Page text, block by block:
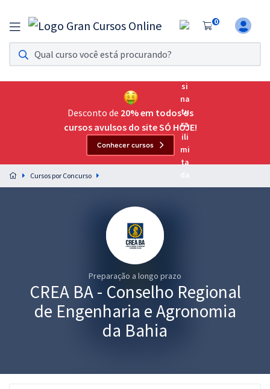
0
Assinatura Ilimitada 11
Acesso a todos os cursos. Teste grátis por 7 dias!
Assinatura OAB Até Passar
Acesso ilimitado a toda preparação para o Exame da
Preparação completa e intensiva para as principais
residências em saúde do Brasil
Graduação
Desconto de 20% em todos os
cursos avulsos do site SÓ HOJE!
Conhecer cursos
Cursos por Concurso
Preparação a longo prazo
CREA BA - Conselho Regional
de Engenharia e Agronomia
da Bahia